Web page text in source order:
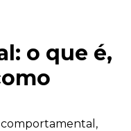
o que é,